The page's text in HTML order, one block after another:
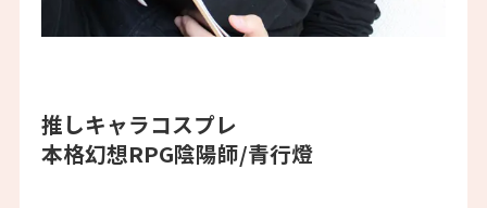
推しキャラコスプレ
本格幻想RPG陰陽師/青行燈